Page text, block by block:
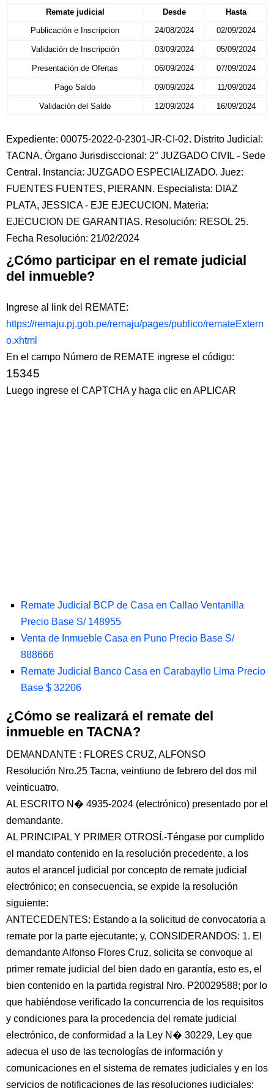
Remate judicial Desde
Hasta
Publicación e Inscripcion
24/08/2024 02/09/2024
Validación de Inscripción 03/09/2024 05/09/2024
Presentación de Ofertas 06/09/2024 07/09/2024
Pago Saldo 09/09/2024 11/09/2024
Validación del Saldo 12/09/2024 16/09/2024
Expediente: 00075-2022-0-2301-JR-CI-02. Distrito Judicial:
TACNA. Órgano Jurisdisccional: 2° JUZGADO CIVIL - Sede
Central. Instancia: JUZGADO ESPECIALIZADO. Juez:
FUENTES FUENTES, PIERANN. Especialista: DIAZ
PLATA, JESSICA - EJE EJECUCION. Materia:
EJECUCION DE GARANTIAS. Resolución: RESOL 25.
Fecha Resolución: 21/02/2024
¿Cómo participar en el remate judicial
del inmueble?
Ingrese al link del REMATE:
https://remaju.pj.gob.pe/remaju/pages/publico/remateExtern
o.xhtml
En el campo Número de REMATE ingrese el código:
15345
Luego ingrese el CAPTCHA y haga clic en APLICAR
Remate Judicial BCP de Casa en Callao Ventanilla
Precio Base S/ 148955
Venta de Inmueble Casa en Puno Precio Base S/
888666
Remate Judicial Banco Casa en Carabayllo Lima Precio
Base $ 32206
¿Cómo se realizará el remate del
inmueble en TACNA?
DEMANDANTE : FLORES CRUZ, ALFONSO
Resolución Nro.25 Tacna, veintiuno de febrero del dos mil
veinticuatro.
AL ESCRITO N� 4935-2024 (electrónico) presentado por el
demandante.
AL PRINCIPAL Y PRIMER OTROSÍ.-Téngase por cumplido
el mandato contenido en la resolución precedente, a los
autos el arancel judicial por concepto de remate judicial
electrónico; en consecuencia, se expide la resolución
siguiente:
ANTECEDENTES: Estando a la solicitud de convocatoria a
remate por la parte ejecutante; y, CONSIDERANDOS: 1. El
demandante Alfonso Flores Cruz, solicita se convoque al
primer remate judicial del bien dado en garantía, esto es, el
bien contenido en la partida registral Nro. P20029588; por lo
que habiéndose verificado la concurrencia de los requisitos
y condiciones para la procedencia del remate judicial
electrónico, de conformidad a la Ley N� 30229, Ley que
adecua el uso de las tecnologías de información y
comunicaciones en el sistema de remates judiciales y en los
servicios de notificaciones de las resoluciones judiciales;